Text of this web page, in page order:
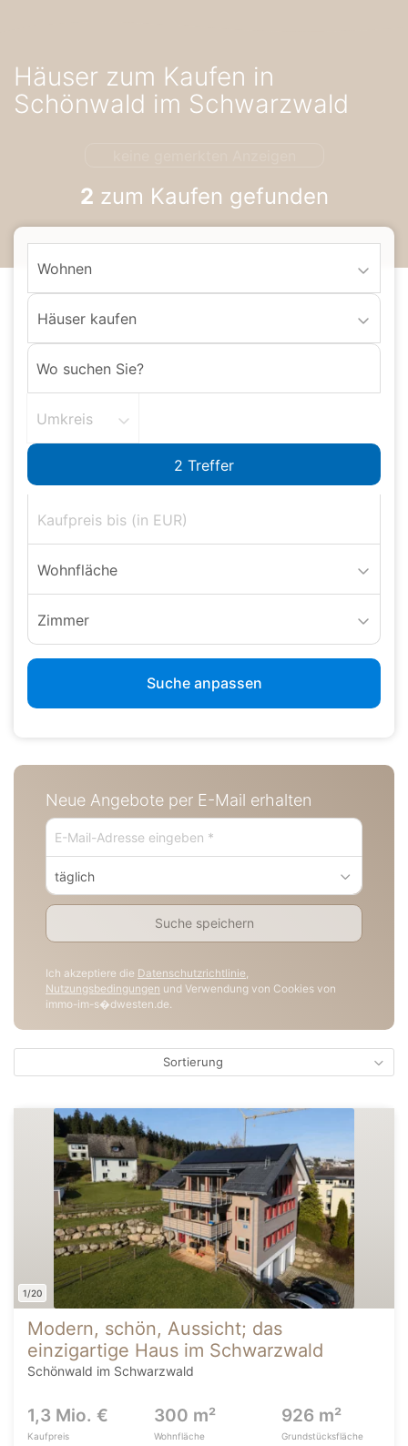
zur
Navigation
zum
Häuser zum Kaufen in
Schönwald im Schwarzwald
2 zum Kaufen gefunden
Wohnen
Häuser kaufen
Umkreis
Wohnfläche
Zimmer
Suche anpassen
Neue Angebote per E-Mail erhalten
täglich
Suche speichern
Ich akzeptiere die Datenschutzrichtlinie,
Nutzungsbedingungen und Verwendung von Cookies von
immo-im-s�dwesten.de.
Sortierung
1/20
Modern, schön, Aussicht; das
einzigartige Haus im Schwarzwald
Schönwald im Schwarzwald
1,3 Mio. €
Kaufpreis
300 m²
Wohnfläche
926 m²
Grundstücksfläche